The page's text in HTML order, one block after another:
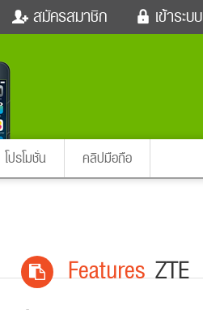
เข้าระบบ
สมัครสมาชิก
ตรวจหวย
instagram ดารา
อินสตาแกรม
Email
เข้าระบบด้วย Facebook
โปรโมชั่น คลิปมือถือ
FeaturesZTE